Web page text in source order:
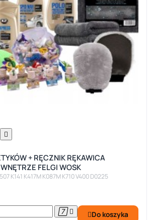

+ RĘCZNIK RĘKAWICA
FELGI WOSK
K141 K417M K087M K710 V400 D0225
  Do koszyka